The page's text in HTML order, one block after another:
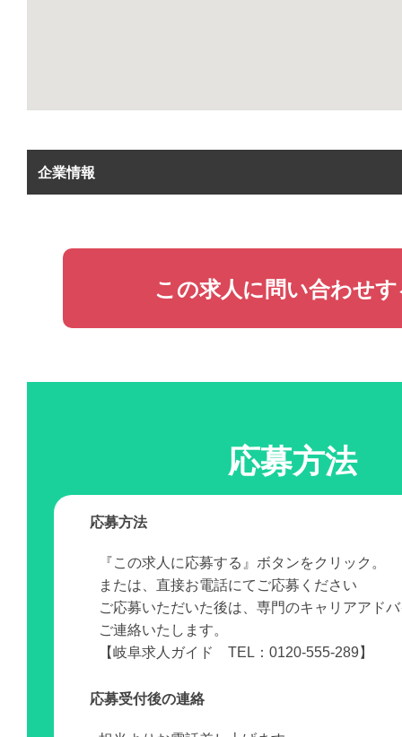
企業情報
この求人に問い合わせ
応募方法
応募方法
『この求人に応募する』ボタンをクリック。
または、直接お電話にてご応募ください
ご応募いただいた後は、専門のキャリアアド
ご連絡いたします。
【岐阜求人ガイド TEL：0120-555-289】
応募受付後の連絡